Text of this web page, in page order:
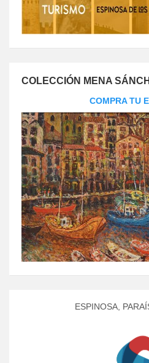
COLECCIÓN MENA
COMPRA TU
ESPINOSA,